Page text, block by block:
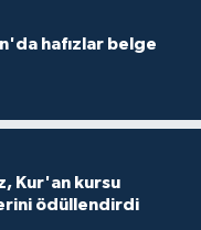
hafızlar belge
Kur'an kursu
ödüllendirdi